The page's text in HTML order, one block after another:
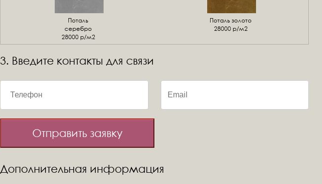
Поталь
серебро
28000 р/м2
Поталь золото
28000 р/м2
3. Введите контакты для связи
Отправить заявку
Дополнительная информация